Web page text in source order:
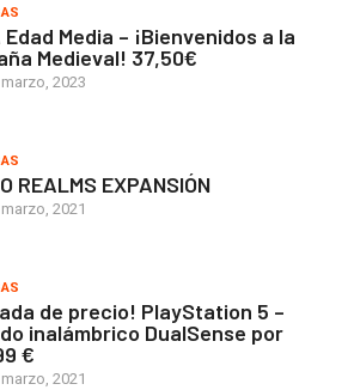
Edad Media – ¡Bienvenidos a la
Medieval! 37,50€
2023
REALMS EXPANSIÓN
2021
de precio! PlayStation 5 –
inalámbrico DualSense por
€
2021